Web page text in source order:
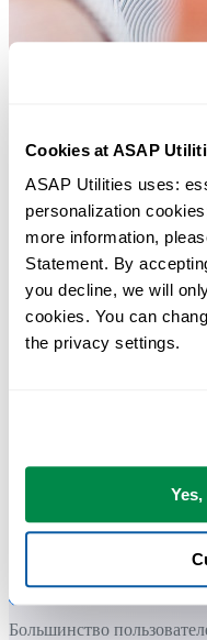
Cookies at ASAP
ASAP Utilities uses:
personalization
more information,
Statement. By
you decline, we will
cookies. You can
the privacy settings.
Практичные
не хватает в самом Excel.
Вы можете начать работу
Большинство